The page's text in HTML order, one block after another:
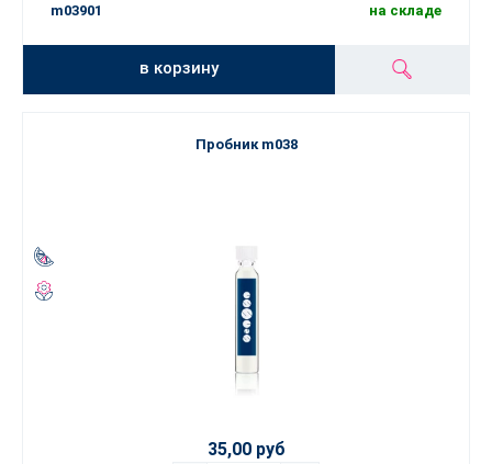
m03901 на складе
в корзину
Пробник m038
35,00 руб